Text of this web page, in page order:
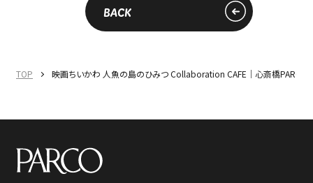
BACK
TOP 映画ちいかわ 人魚の島のひみつ Collaboration CAFE｜心斎橋PARCO